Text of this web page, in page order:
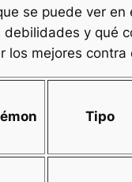
se puede ver en
debilidades y qué
los mejores contra
Tipo